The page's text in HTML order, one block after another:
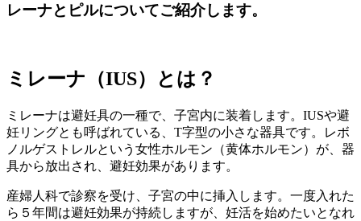
レーナとピルについてご紹介します。
ミレーナ（IUS）とは？
ミレーナは避妊具の一種で、子宮内に装着します。IUSや避
妊リングとも呼ばれている、T字型の小さな器具です。レボ
ノルゲストレルという女性ホルモン（黄体ホルモン）が、器
具から放出され、避妊効果があります。
産婦人科で診察を受け、子宮の中に挿入します。一度入れた
ら５年間は避妊効果が持続しますが、妊活を始めたいとなれ